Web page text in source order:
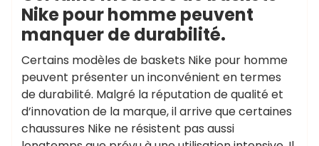
Nike pour homme peuvent
manquer de durabilité.
Certains modèles de baskets Nike pour homme
peuvent présenter un inconvénient en termes
de durabilité. Malgré la réputation de qualité et
d’innovation de la marque, il arrive que certaines
chaussures Nike ne résistent pas aussi